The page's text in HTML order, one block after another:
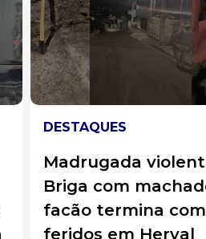
HERVAL D'OESTE
Memória,
cultura popular:
Artesãs de Herval
d’Oeste mergulham